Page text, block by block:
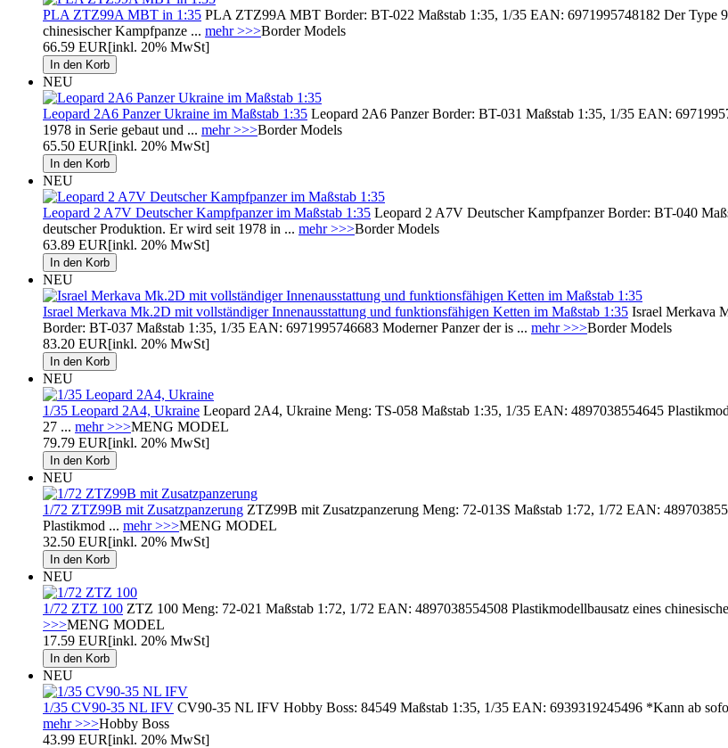
PLA ZTZ99A MBT in 1:35 PLA ZTZ99A MBT Border: BT-022 Maßstab 1:35, 1/35 EAN: 6971995748182 Der Type
chinesischer Kampfpanze ... mehr >>>Border Models
66.59 EUR[inkl. 20% MwSt]
NEU
Leopard 2A6 Panzer Ukraine im Maßstab 1:35 Leopard 2A6 Panzer Border: BT-031 Maßstab 1:35, 1/35 EAN:
1978 in Serie gebaut und ... mehr >>>Border Models
65.50 EUR[inkl. 20% MwSt]
NEU
Leopard 2 A7V Deutscher Kampfpanzer im Maßstab 1:35 Leopard 2 A7V Deutscher Kampfpanzer Border: BT-040
deutscher Produktion. Er wird seit 1978 in ... mehr >>>Border Models
63.89 EUR[inkl. 20% MwSt]
NEU
Israel Merkava Mk.2D mit vollständiger Innenausstattung und funktionsfähigen Ketten im Maßstab 1:35 Israel Merkava
Border: BT-037 Maßstab 1:35, 1/35 EAN: 6971995746683 Moderner Panzer der is ... mehr >>>Border Models
83.20 EUR[inkl. 20% MwSt]
NEU
1/35 Leopard 2A4, Ukraine Leopard 2A4, Ukraine Meng: TS-058 Maßstab 1:35, 1/35 EAN: 4897038554645
27 ... mehr >>>MENG MODEL
79.79 EUR[inkl. 20% MwSt]
NEU
1/72 ZTZ99B mit Zusatzpanzerung ZTZ99B mit Zusatzpanzerung Meng: 72-013S Maßstab 1:72, 1/72 EAN:
Plastikmod ... mehr >>>MENG MODEL
32.50 EUR[inkl. 20% MwSt]
NEU
1/72 ZTZ 100 ZTZ 100 Meng: 72-021 Maßstab 1:72, 1/72 EAN: 4897038554508 Plastikmodellbausatz eines
>>>MENG MODEL
17.59 EUR[inkl. 20% MwSt]
NEU
1/35 CV90-35 NL IFV CV90-35 NL IFV Hobby Boss: 84549 Maßstab 1:35, 1/35 EAN: 6939319245496 *Kann ab
mehr >>>Hobby Boss
43.99 EUR[inkl. 20% MwSt]